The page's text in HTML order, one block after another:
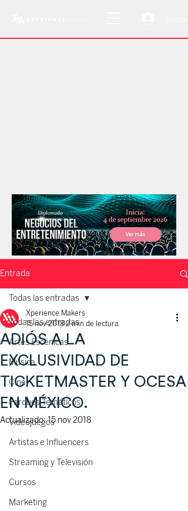
Entrada
Todas las entradas
Artes Escénicas
Música
Cine
Parques Temáticos
Videojuegos
Artistas e Influencers
Streaming y Televisión
Cursos
Marketing
Todas las entradas
ADIÓS A LA
EXCLUSIVIDAD DE
TICKETMASTER Y OCESA
EN MÉXICO.
Xperience Makers
15 nov 2018 2 min de lectura
Actualizado:15 nov 2018